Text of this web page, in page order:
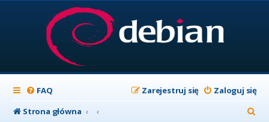
FAQ Zaloguj się
Zarejestruj się
Strona główna